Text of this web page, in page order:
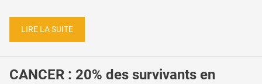
LIRE LA SUITE
CANCER : 20% des survivants en